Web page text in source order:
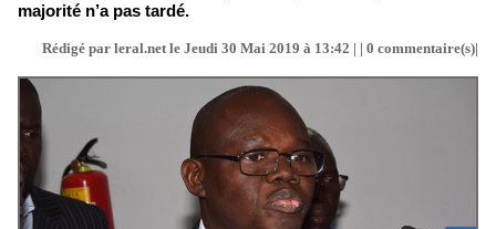
majorité n’a pas tardé.
Rédigé par leral.net le Jeudi 30 Mai 2019 à 13:42 | | 0 commentaire(s)|